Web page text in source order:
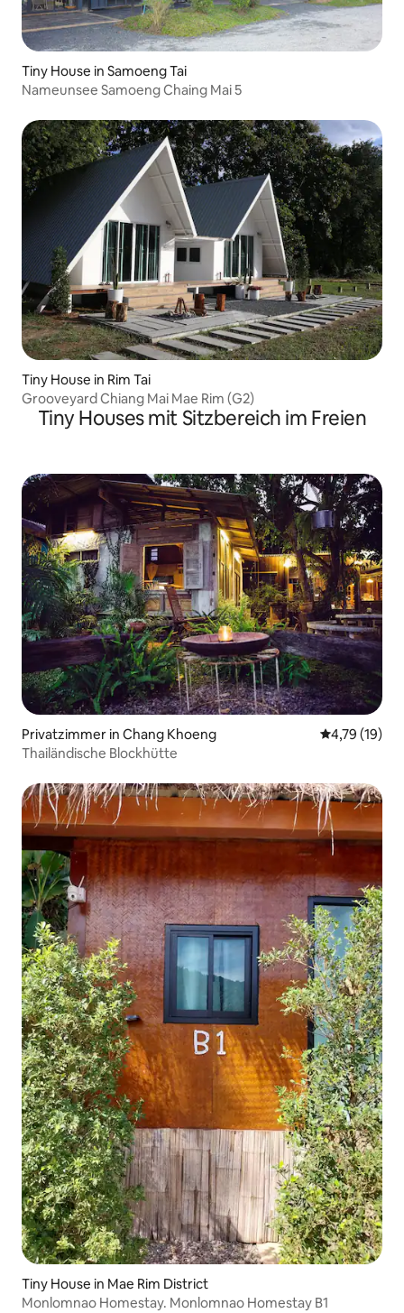
Tiny House in Samoeng Tai
Nameunsee Samoeng Chaing Mai 5
Tiny House in Rim Tai
Grooveyard Chiang Mai Mae Rim (G2)
Tiny Houses mit Sitzbereich im Freien
Privatzimmer in Chang Khoeng
4,79 (19)
Thailändische Blockhütte
Tiny House in Mae Rim District
Monlomnao Homestay. Monlomnao Homestay B1